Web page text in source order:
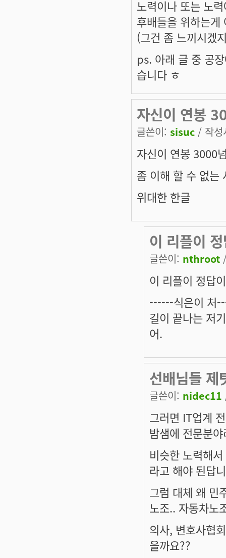
노력이나 또는 노
후배들을 위하는게
(그건 좀 느끼시겠
ps. 아래 글 중 공
습니다 ㅎ
자신이 연봉
글쓴이: sisuc / 작
자신이 연봉 3000
좀 이해 할 수 없는
위대한 한글
이 리플이
글쓴이: nthroot
이 리플이 정답
------식은이 처
길이 끝나는 저
어.
선배님들 제
글쓴이: nidec11
그러면 IT업계
밤샘에 전문분
비슷한 노력해
라고 해야 된답
그럼 대체 왜 민
노조.. 자동차노
의사, 변호사협
을까요??